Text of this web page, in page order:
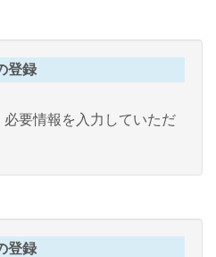
登録
要情報を入力していただ
登録